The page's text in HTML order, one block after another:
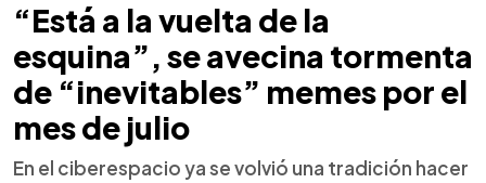
“Está a la vuelta de la
esquina”, se avecina tormenta
de “inevitables” memes por el
mes de julio
En el ciberespacio ya se volvió una tradición hacer